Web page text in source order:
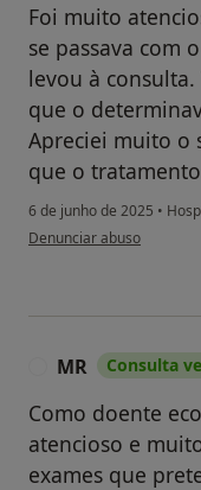
Foi muito
se passava com
levou à
que o
Apreciei muito o
que o
6 de junho de 2025 •
na opinião do utilizador M J
Denunciar abuso
MR Consulta
Como doente
atencioso e
exames que